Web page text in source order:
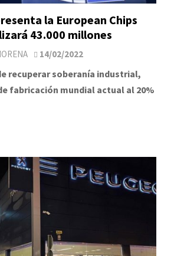
la European Chips
43.000 millones
14/02/2022
recuperar soberanía industrial,
fabricación mundial actual al 20%